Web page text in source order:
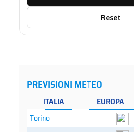
Reset